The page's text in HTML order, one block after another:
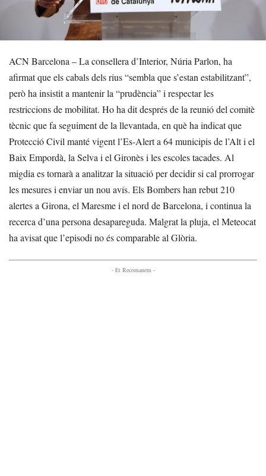
ACN Barcelona – La consellera d’Interior, Núria Parlon, ha
afirmat que els cabals dels rius “sembla que s’estan estabilitzant”,
però ha insistit a mantenir la “prudència” i respectar les
restriccions de mobilitat. Ho ha dit després de la reunió del comitè
tècnic que fa seguiment de la llevantada, en què ha indicat que
Protecció Civil manté vigent l’Es-Alert a 64 municipis de l’Alt i el
Baix Empordà, la Selva i el Gironès i les escoles tacades. Al
migdia es tornarà a analitzar la situació per decidir si cal prorrogar
les mesures i enviar un nou avís. Els Bombers han rebut 210
alertes a Girona, el Maresme i el nord de Barcelona, i continua la
recerca d’una persona desapareguda. Malgrat la pluja, el Meteocat
ha avisat que l’episodi no és comparable al Glòria.
- Et Recomanem -